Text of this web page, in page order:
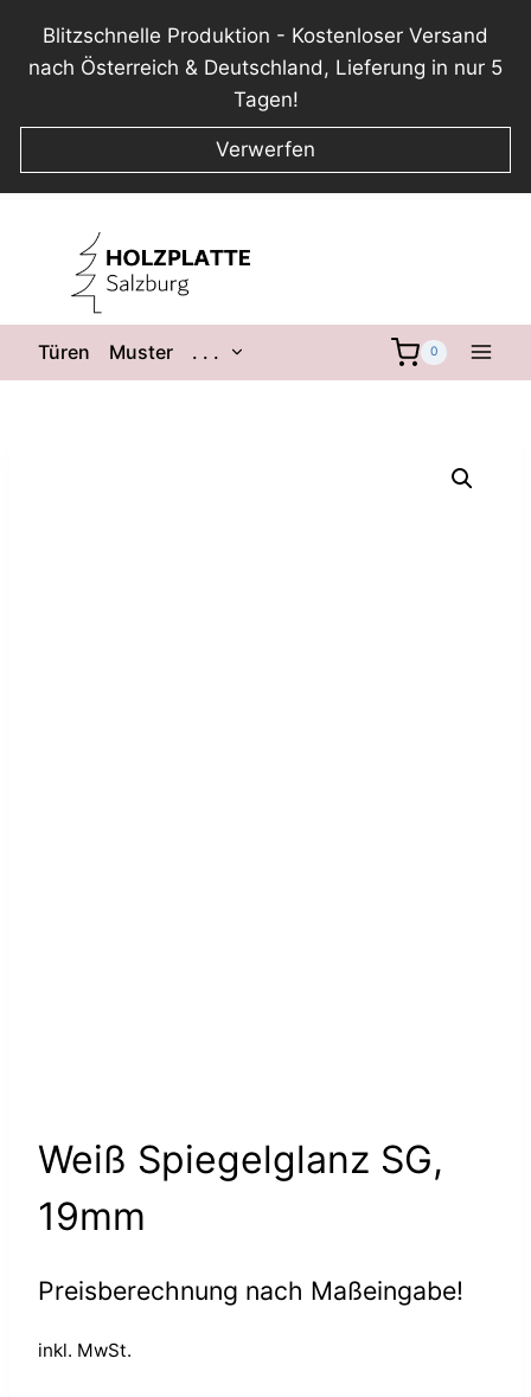
Blitzschnelle Produktion - Kostenloser Versand
nach Österreich & Deutschland, Lieferung in nur 5
Tagen!
Verwerfen
springen
Türen Muster . . . 0
Weiß Spiegelglanz SG,
19mm
Preisberechnung nach Maßeingabe!
inkl. MwSt.